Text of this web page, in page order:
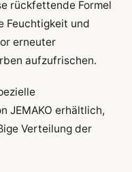
rückfettende Formel
Feuchtigkeit und
erneuter
aufzufrischen.
JEMAKO erhältlich,
Verteilung der